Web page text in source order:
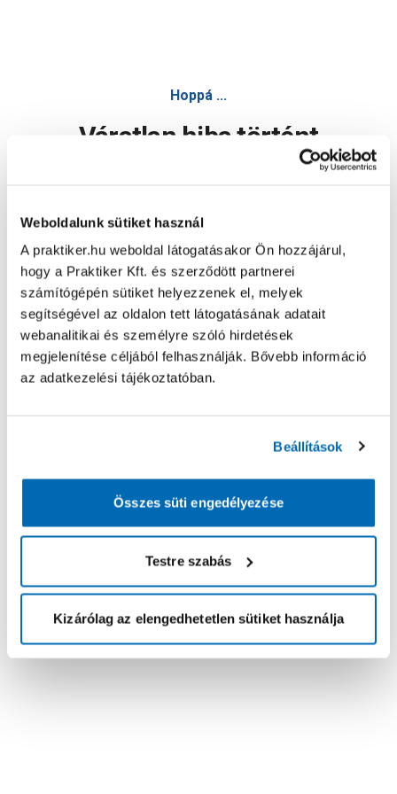
Weboldalunk sütiket használ
A praktiker.hu weboldal látogatásakor Ön hozzájárul,
hogy a Praktiker Kft. és szerződött partnerei
számítógépén sütiket helyezzenek el, melyek
segítségével az oldalon tett látogatásának adatait
webanalitikai és személyre szóló hirdetések
megjelenítése céljából felhasználják. Bővebb információ
az adatkezelési tájékoztatóban.
Beállítások
Összes süti engedélyezése
Testre szabás
Kizárólag az elengedhetetlen sütiket használja
Hoppá ...
Váratlan hiba történt
Oldal újratöltése